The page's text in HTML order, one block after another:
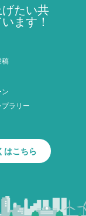
げたい共
ます！
稿
ラリー
はこちら